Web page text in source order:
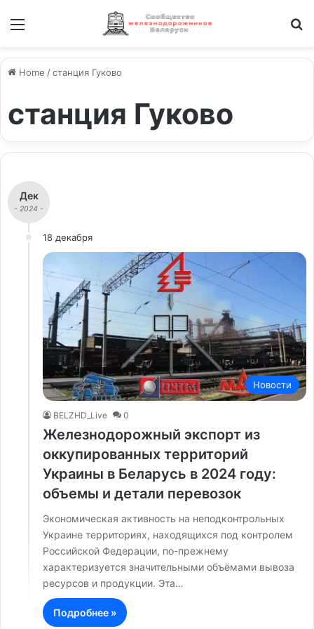
Home /станция Гуково
станция Гуково
Дек
- 2024 -
18 декабря
Новости
BELZHD_Live 0
Железнодорожный экспорт из
оккупированных территорий
Украины в Беларусь в 2024 году:
объемы и детали перевозок
Экономическая активность на неподконтрольных
Украине территориях, находящихся под контролем
Российской Федерации, по-прежнему
характеризуется значительными объёмами вывоза
ресурсов и продукции. Эта…
Подробнее »